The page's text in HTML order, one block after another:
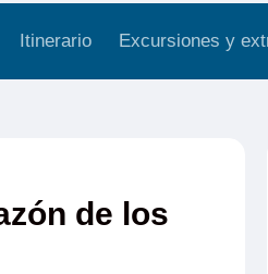
Itinerario Excursiones y
de los